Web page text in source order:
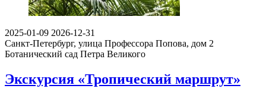
2025-01-09 2026-12-31
Санкт-Петербург, улица Профессора Попова, дом 2
Ботанический сад Петра Великого
Экскурсия «Тропический маршрут»